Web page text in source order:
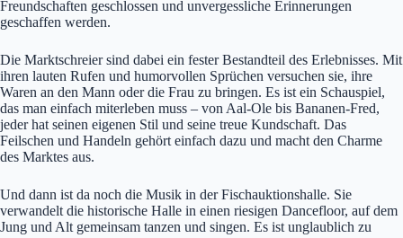
Freundschaften geschlossen und unvergessliche Erinnerungen
geschaffen werden.
Die Marktschreier sind dabei ein fester Bestandteil des Erlebnisses. Mit
ihren lauten Rufen und humorvollen Sprüchen versuchen sie, ihre
Waren an den Mann oder die Frau zu bringen. Es ist ein Schauspiel,
das man einfach miterleben muss – von Aal-Ole bis Bananen-Fred,
jeder hat seinen eigenen Stil und seine treue Kundschaft. Das
Feilschen und Handeln gehört einfach dazu und macht den Charme
des Marktes aus.
Und dann ist da noch die Musik in der Fischauktionshalle. Sie
verwandelt die historische Halle in einen riesigen Dancefloor, auf dem
Jung und Alt gemeinsam tanzen und singen. Es ist unglaublich zu